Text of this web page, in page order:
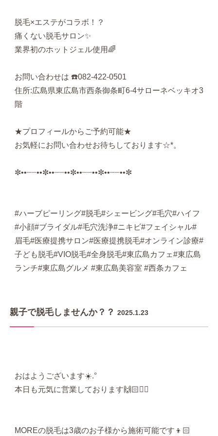
脱毛×エステがコラボ！？
痛くない脱毛サロン✨
業界初のホットジェル使用🌈
お問い合わせは ☎️082-422-0501
住所:広島県東広島市西条御条町6-4サローネベッキオ3
階
★プロフィールからご予約可能★
お気軽にお問い合わせお待ちしております☆*。
✼••┈┈••✼••┈┈••✼••┈┈••✼••┈┈••✼
#ハーブピーリング#脱毛#シェービング#毛穴#ハイフ
#小顔#ブライダル#毛穴洗浄#ニキビ#フェイシャル#
眉毛#医療提携サロン#医療提携脱毛#オンライン診療#
子ども脱毛#VIO脱毛#全身脱毛#東広島カフェ#東広島
ランチ#東広島グルメ #東広島美容室 #西条カフェ
親子で脱毛しませんか？？ 2025.1.23
おはようございます☀️.°‬
本日も元気に営業しております🙌🏻❤️‍🔥
MOREの脱毛は3歳のお子様から施術可能です👦🏻